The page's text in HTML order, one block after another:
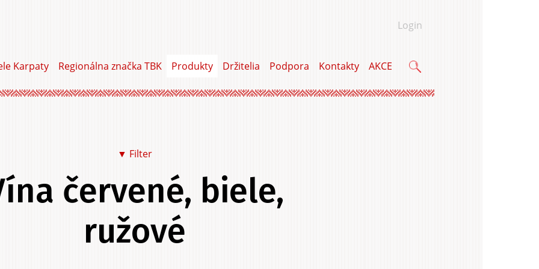
Login
Karpaty Regionálna značka TBK Produkty Držitelia Podpora Kontakty AKCE
▼ Filter
Jedlo a pitieNa sebaDo domu a bytu
červené, biele,
ružové